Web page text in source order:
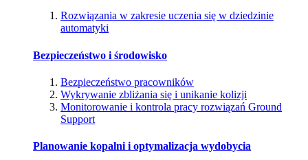
Rozwiązania w zakresie uczenia się w dziedzinie
automatyki
Bezpieczeństwo i środowisko
Bezpieczeństwo pracowników
Wykrywanie zbliżania się i unikanie kolizji
Monitorowanie i kontrola pracy rozwiązań Ground
Support
Planowanie kopalni i optymalizacja wydobycia